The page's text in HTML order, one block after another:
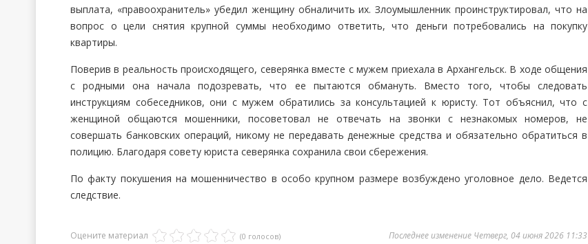
выплата, «правоохранитель» убедил женщину обналичить их. Злоумышленник проинструктировал, что на
вопрос о цели снятия крупной суммы необходимо ответить, что деньги потребовались на покупку
квартиры.
Поверив в реальность происходящего, северянка вместе с мужем приехала в Архангельск. В ходе общения
с родными она начала подозревать, что ее пытаются обмануть. Вместо того, чтобы следовать
инструкциям собеседников, они с мужем обратились за консультацией к юристу. Тот объяснил, что с
женщиной общаются мошенники, посоветовал не отвечать на звонки с незнакомых номеров, не
совершать банковских операций, никому не передавать денежные средства и обязательно обратиться в
полицию. Благодаря совету юриста северянка сохранила свои сбережения.
По факту покушения на мошенничество в особо крупном размере возбуждено уголовное дело. Ведется
следствие.
Оцените материал (0 голосов) Последнее изменение Четверг, 04 июня 2026 11:33